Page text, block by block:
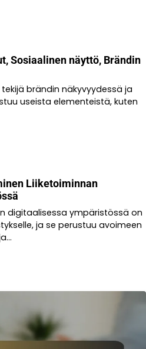
Sosiaalinen näyttö, Brändin
brändin näkyvyydessä ja
useista elementeistä, kuten
Liiketoiminnan
digitaalisessa ympäristössä on
ja se perustuu avoimeen